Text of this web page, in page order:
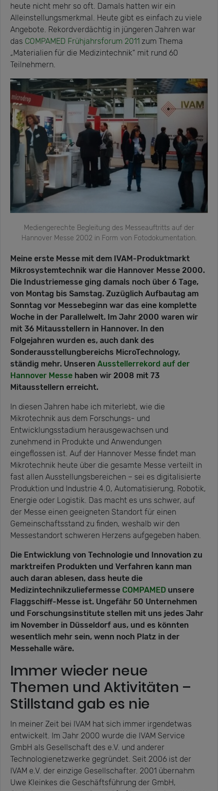
heute nicht mehr so oft. Damals hatten wir ein
Alleinstellungsmerkmal. Heute gibt es einfach zu viele
Angebote. Rekordverdächtig in jüngeren Jahren war
das COMPAMED Frühjahrsforum 2011 zum Thema
„Materialien für die Medizintechnik“ mit rund 60
Teilnehmern.
Mediengerechte Begleitung des Messeauftritts auf der
Hannover Messe 2002 in Form von Fotodokumentation.
Meine erste Messe mit dem IVAM-Produktmarkt
Mikrosystemtechnik war die Hannover Messe 2000.
Die Industriemesse ging damals noch über 6 Tage,
von Montag bis Samstag. Zuzüglich Aufbautag am
Sonntag vor Messebeginn war das eine komplette
Woche in der Parallelwelt. Im Jahr 2000 waren wir
mit 36 Mitausstellern in Hannover. In den
Folgejahren wurden es, auch dank des
Sonderausstellungbereichs MicroTechnology,
ständig mehr. Unseren Ausstellerrekord auf der
Hannover Messe haben wir 2008 mit 73
Mitausstellern erreicht.
In diesen Jahren habe ich miterlebt, wie die
Mikrotechnik aus dem Forschungs- und
Entwicklungsstadium herausgewachsen und
zunehmend in Produkte und Anwendungen
eingeflossen ist. Auf der Hannover Messe findet man
Mikrotechnik heute über die gesamte Messe verteilt in
fast allen Ausstellungsbereichen – sei es digitalisierte
Produktion und Industrie 4.0, Automatisierung, Robotik,
Energie oder Logistik. Das macht es uns schwer, auf
der Messe einen geeigneten Standort für einen
Gemeinschaftsstand zu finden, weshalb wir den
Messestandort schweren Herzens aufgegeben haben.
Die Entwicklung von Technologie und Innovation zu
marktreifen Produkten und Verfahren kann man
auch daran ablesen, dass heute die
Medizintechnikzuliefermesse COMPAMED unsere
Flaggschiff-Messe ist. Ungefähr 50 Unternehmen
und Forschungsinstitute stellen mit uns jedes Jahr
im November in Düsseldorf aus, und es könnten
wesentlich mehr sein, wenn noch Platz in der
Messehalle wäre.
Immer wieder neue
Themen und Aktivitäten –
Stillstand gab es nie
In meiner Zeit bei IVAM hat sich immer irgendetwas
entwickelt. Im Jahr 2000 wurde die IVAM Service
GmbH als Gesellschaft des e.V. und anderer
Technologienetzwerke gegründet. Seit 2006 ist der
IVAM e.V. der einzige Gesellschafter. 2001 übernahm
Uwe Kleinkes die Geschäftsführung der GmbH,